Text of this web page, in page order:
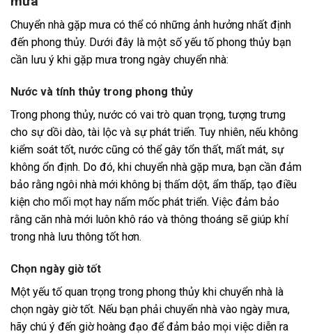
Chuyển nhà gặp mưa có thể có những ảnh hưởng nhất định
đến phong thủy. Dưới đây là một số yếu tố phong thủy bạn
cần lưu ý khi gặp mưa trong ngày chuyển nhà:
Nước và tính thủy trong phong thủy
Trong phong thủy, nước có vai trò quan trọng, tượng trưng
cho sự dồi dào, tài lộc và sự phát triển. Tuy nhiên, nếu không
kiểm soát tốt, nước cũng có thể gây tổn thất, mất mát, sự
không ổn định. Do đó, khi chuyển nhà gặp mưa, bạn cần đảm
bảo rằng ngôi nhà mới không bị thấm dột, ẩm thấp, tạo điều
kiện cho mối mọt hay nấm mốc phát triển. Việc đảm bảo
rằng căn nhà mới luôn khô ráo và thông thoáng sẽ giúp khí
trong nhà lưu thông tốt hơn.
Chọn ngày giờ tốt
Một yếu tố quan trọng trong phong thủy khi chuyển nhà là
chọn ngày giờ tốt. Nếu bạn phải chuyển nhà vào ngày mưa,
hãy chú ý đến giờ hoàng đạo để đảm bảo mọi việc diễn ra